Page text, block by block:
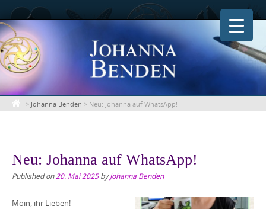
Skip
to
content
> Johanna Benden > Neu: Johanna auf WhatsApp!
Neu: Johanna auf WhatsApp!
Published on20. Mai 2025byJohanna Benden
Moin, ihr Lieben!